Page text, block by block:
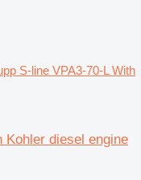
S-line VPA3-70-L With
Kohler diesel engine